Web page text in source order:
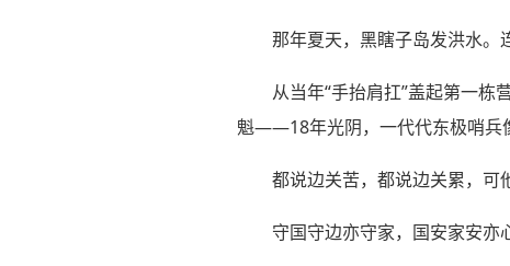
那年夏天，黑瞎子岛发洪水。
从当年“手抬肩扛”盖起第一栋
魁——18年光阴，一代代东极哨兵
都说边关苦，都说边关累，可
守国守边亦守家，国安家安亦